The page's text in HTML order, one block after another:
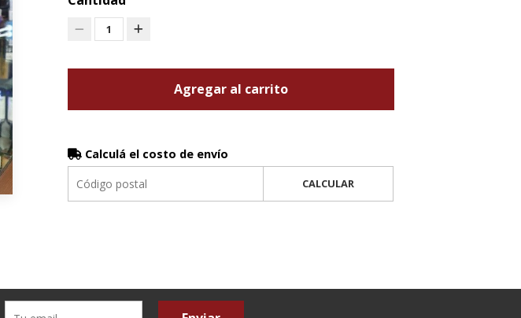
1
Agregar al carrito
Calculá el costo de envío
CALCULAR